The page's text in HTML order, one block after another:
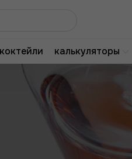
коктейли калькуляторы